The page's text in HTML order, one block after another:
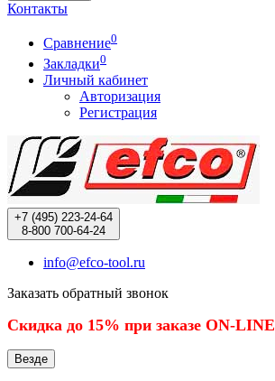
Контакты
Сравнение0
Закладки0
Личный кабинет
Авторизация
Регистрация
+7 (495) 223-24-64
8-800 700-64-24
info@efco-tool.ru
Заказать обратный звонок
Скидка до 15% при заказе ON-LINE
Везде